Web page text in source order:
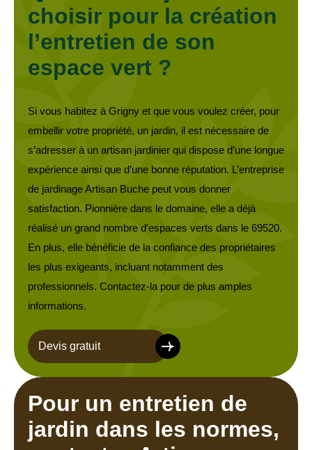
choisir pour la création
l’entretien de son
espace vert ?
Si vous habitez à Grigny et que vous voulez créer, pour
embellir votre propriété, un jardin, il est nécessaire de
s’adresser à un artisan jardinier qui dispose d’une longue
expérience ainsi que d’une bonne réputation. L’entreprise
de jardinage Artisan Buche peut vous donner
satisfaction. Pionnière dans le domaine, elle a déjà
réalisé un grand nombre d’espaces verts dans le 69520.
En plus, elle bénéficie de la confiance des propriétaires
les plus exigeants, incluant notamment des
professionnels. Contactez-la pour de plus amples
informations.
Devis gratuit
Pour un entretien de
jardin dans les normes,